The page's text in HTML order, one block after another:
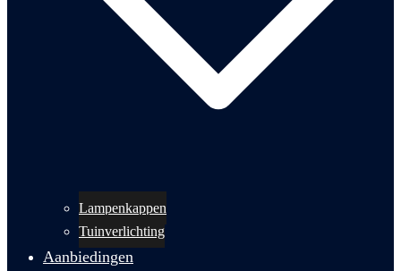
Lampenkappen
Tuinverlichting
Aanbiedingen